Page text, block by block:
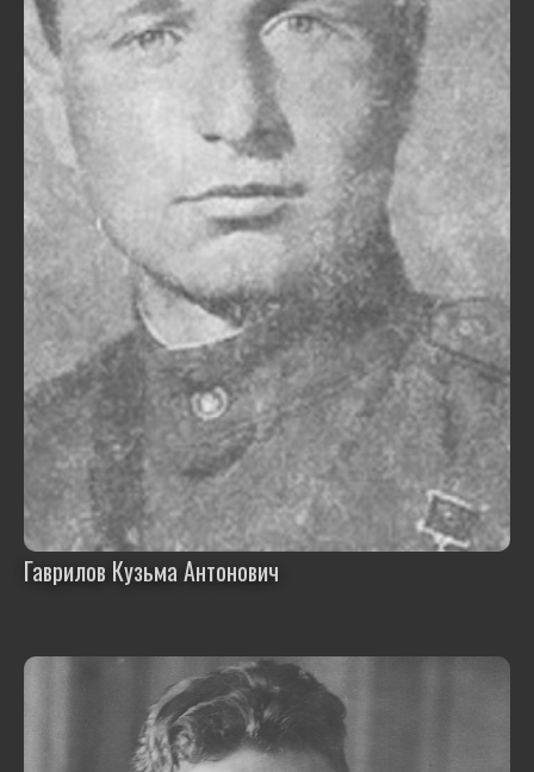
Гаврилов Кузьма Антонович